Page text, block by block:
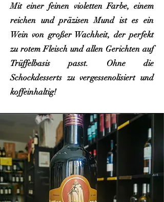
Mit einer feinen violetten Farbe, einem
reichen und präzisen Mund ist es ein
Wein von großer Wachheit, der perfekt
zu rotem Fleisch und allen Gerichten auf
Trüffelbasis passt. Ohne die
Schockdesserts zu vergessenolisiert und
koffeinhaltig!